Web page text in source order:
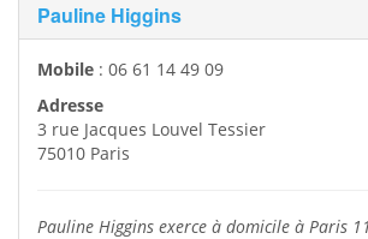
Pauline Higgins
Mobile : 06 61 14 49 09
Adresse
3 rue Jacques Louvel Tessier
75010 Paris
Pauline Higgins exerce à domicile à Paris 11